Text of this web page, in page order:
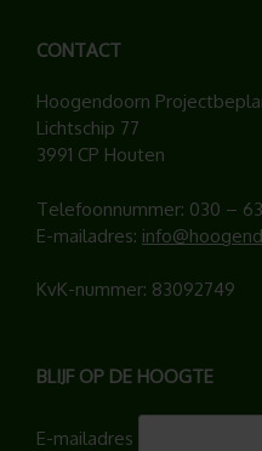
CONTACT
Hoogendoorn
Lichtschip 77
3991 CP Houten
Telefoonnummer: 030 –
E-mailadres:
KvK-nummer: 83092749
BLIJF OP DE HOOGTE
E-mailadres